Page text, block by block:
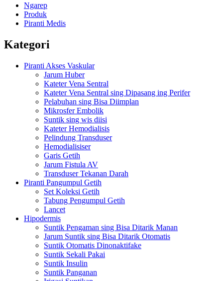
Ngarep
Produk
Piranti Medis
Kategori
Piranti Akses Vaskular
Jarum Huber
Kateter Vena Sentral
Kateter Vena Sentral sing Dipasang ing Perifer
Pelabuhan sing Bisa Diimplan
Mikrosfer Embolik
Suntik sing wis diisi
Kateter Hemodialisis
Pelindung Transduser
Hemodialisiser
Garis Getih
Jarum Fistula AV
Transduser Tekanan Darah
Piranti Pangumpul Getih
Set Koleksi Getih
Tabung Pengumpul Getih
Lancet
Hipodermis
Suntik Pengaman sing Bisa Ditarik Manan
Jarum Suntik sing Bisa Ditarik Otomatis
Suntik Otomatis Dinonaktifake
Suntik Sekali Pakai
Suntik Insulin
Suntik Panganan